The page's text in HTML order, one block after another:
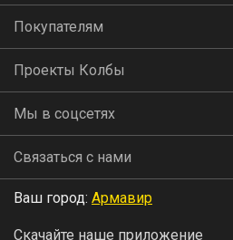
Покупателям
Проекты Колбы
Мы в соцсетях
Связаться с нами
Ваш город: Армавир
Скачайте наше приложение